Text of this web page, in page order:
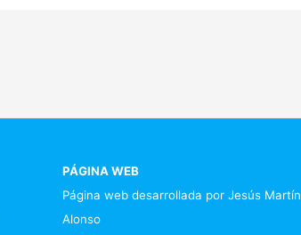
PÁGINA WEB
Página web desarrollada por Jesús Martín
Alonso